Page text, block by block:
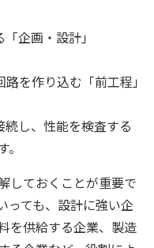
企画・設計」
を作り込む「前工程」
続し、性能を検査する
しておくことが重要で
っても、設計に強い企
を供給する企業、製造